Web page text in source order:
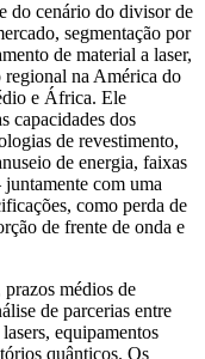
do cenário do divisor de
segmentação por
de material a laser,
regional na América do
e África. Ele
capacidades dos
de revestimento,
de energia, faixas
com uma
como perda de
de frente de onda e
médios de
de parcerias entre
equipamentos
quânticos. Os